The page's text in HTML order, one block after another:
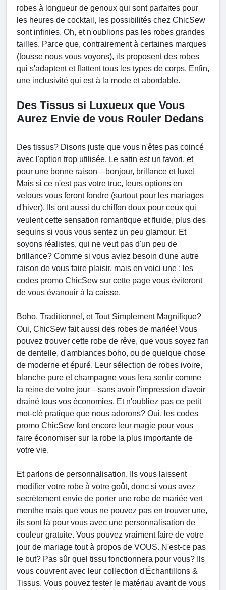
robes à longueur de genoux qui sont parfaites pour
les heures de cocktail, les possibilités chez ChicSew
sont infinies. Oh, et n'oublions pas les robes grandes
tailles. Parce que, contrairement à certaines marques
(tousse nous vous voyons), ils proposent des robes
qui s'adaptent et flattent tous les types de corps. Enfin,
une inclusivité qui est à la mode et abordable.
Des Tissus si Luxueux que Vous
Aurez Envie de vous Rouler Dedans
Des tissus? Disons juste que vous n'êtes pas coincé
avec l'option trop utilisée. Le satin est un favori, et
pour une bonne raison—bonjour, brillance et luxe!
Mais si ce n'est pas votre truc, leurs options en
velours vous feront fondre (surtout pour les mariages
d'hiver). Ils ont aussi du chiffon doux pour ceux qui
veulent cette sensation romantique et fluide, plus des
sequins si vous vous sentez un peu glamour. Et
soyons réalistes, qui ne veut pas d'un peu de
brillance? Comme si vous aviez besoin d'une autre
raison de vous faire plaisir, mais en voici une : les
codes promo ChicSew sur cette page vous éviteront
de vous évanouir à la caisse.
Boho, Traditionnel, et Tout Simplement Magnifique?
Oui, ChicSew fait aussi des robes de mariée! Vous
pouvez trouver cette robe de rêve, que vous soyez fan
de dentelle, d'ambiances boho, ou de quelque chose
de moderne et épuré. Leur sélection de robes ivoire,
blanche pure et champagne vous fera sentir comme
la reine de votre jour—sans avoir l'impression d'avoir
drainé tous vos économies. Et n'oubliez pas ce petit
mot-clé pratique que nous adorons? Oui, les codes
promo ChicSew font encore leur magie pour vous
faire économiser sur la robe la plus importante de
votre vie.
Et parlons de personnalisation. Ils vous laissent
modifier votre robe à votre goût, donc si vous avez
secrètement envie de porter une robe de mariée vert
menthe mais que vous ne pouvez pas en trouver une,
ils sont là pour vous avec une personnalisation de
couleur gratuite. Vous pouvez vraiment faire de votre
jour de mariage tout à propos de VOUS. N'est-ce pas
le but? Pas sûr quel tissu fonctionnera pour vous? Ils
vous couvrent avec leur collection d'Échantillons &
Tissus. Vous pouvez tester le matériau avant de vous